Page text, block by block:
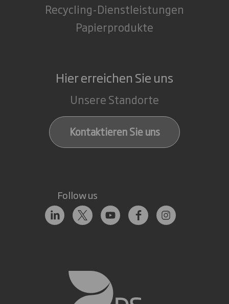
Recycling-Dienstleistungen
Papierprodukte
Hier erreichen Sie uns
Unsere Standorte
Kontaktieren Sie uns
Follow us